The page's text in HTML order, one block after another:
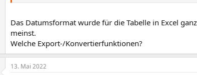
Das Datumsformat wurde für die Tabelle in Excel
meinst.
Welche Export-/Konvertierfunktionen?
13. Mai 2022